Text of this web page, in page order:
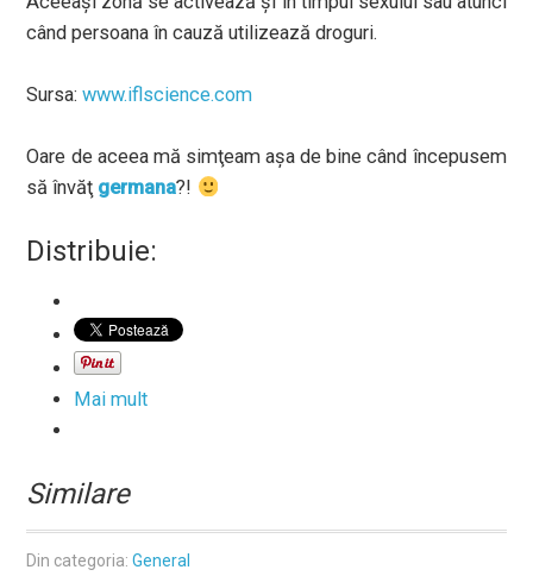
când persoana în cauză utilizează droguri.
Sursa:www.iflscience.com
Oare de aceea mă simţeam aşa de bine când începusem
să învăţ germana?!
Distribuie:
Mai mult
Similare
Din categoria:General